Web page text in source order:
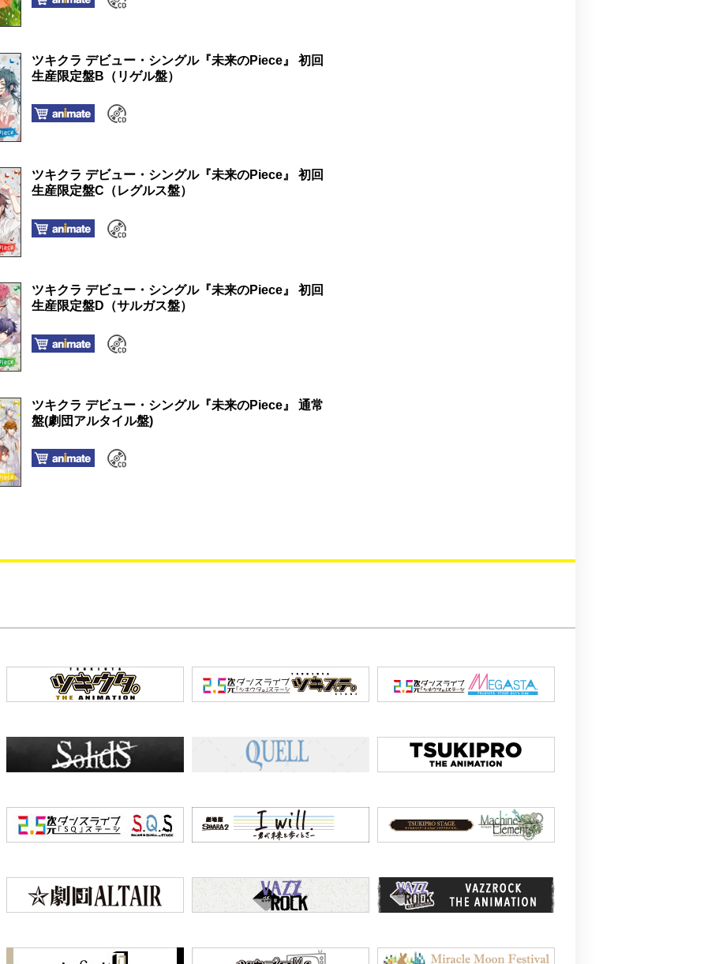
ツキクラ デビュー・シングル『未来のPiece』 初回
生産限定盤B（リゲル盤）
ツキクラ デビュー・シングル『未来のPiece』 初回
生産限定盤C（レグルス盤）
ツキクラ デビュー・シングル『未来のPiece』 初回
生産限定盤D（サルガス盤）
ツキクラ デビュー・シングル『未来のPiece』 通常
盤(劇団アルタイル盤)